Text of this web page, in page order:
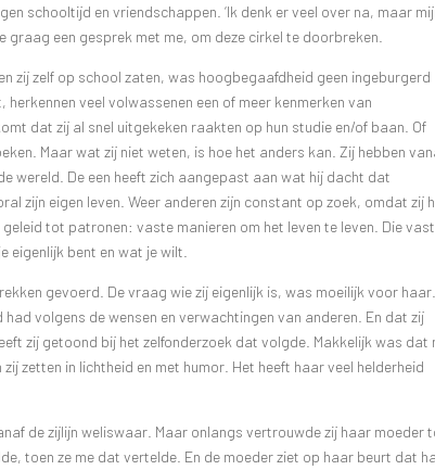
schooltijd en vriendschappen. ‘Ik denk er veel over na, maar
graag een gesprek met me, om deze cirkel te doorbreken.
zij zelf op school zaten, was hoogbegaafdheid geen ingeburgerd
veel volwassenen een of meer kenmerken van
dat zij al snel uitgekeken raakten op hun studie en/of baan. Of
Maar wat zij niet weten, is hoe het anders kan. Zij hebben
wereld. De een heeft zich aangepast aan wat hij dacht dat
zijn eigen leven. Weer anderen zijn constant op zoek, omdat zij
tot patronen: vaste manieren om het leven te leven. Die
eigenlijk bent en wat je wilt.
gevoerd. De vraag wie zij eigenlijk is, was moeilijk voor
volgens de wensen en verwachtingen van anderen. En dat zij
zij getoond bij het zelfonderzoek dat volgde. Makkelijk was dat
zetten in lichtheid en met humor. Het heeft haar veel helderheid
de zijlijn weliswaar. Maar onlangs vertrouwde zij haar moeder
toen ze me dat vertelde. En de moeder ziet op haar beurt dat